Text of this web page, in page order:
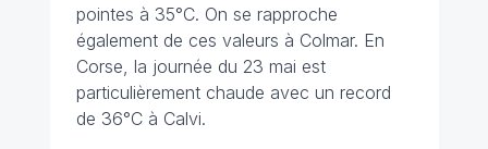
pointes à 35°C. On se rapproche
également de ces valeurs à Colmar. En
Corse, la journée du 23 mai est
particulièrement chaude avec un record
de 36°C à Calvi.